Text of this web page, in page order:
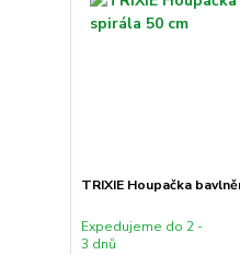
TRIXIE Houpačka
Expedujeme do 2 -
3 dnů